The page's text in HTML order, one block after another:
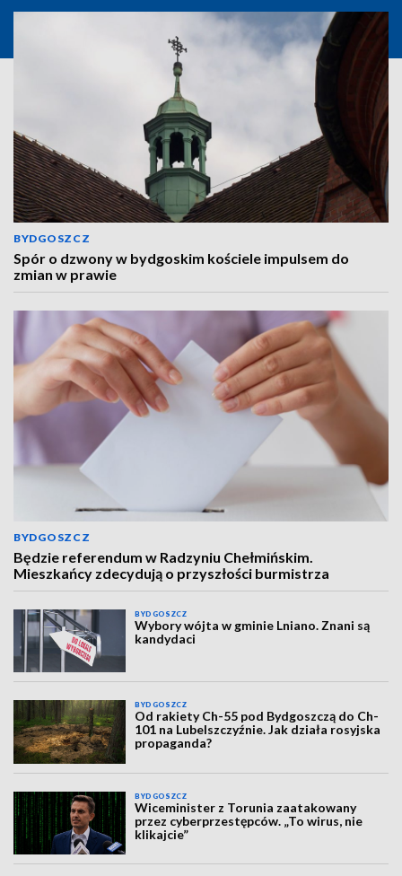
BYDGOSZCZ
Spór o dzwony w bydgoskim kościele impulsem do
zmian w prawie
BYDGOSZCZ
Będzie referendum w Radzyniu Chełmińskim.
Mieszkańcy zdecydują o przyszłości burmistrza
BYDGOSZCZ
Wybory wójta w gminie Lniano. Znani są
kandydaci
BYDGOSZCZ
Od rakiety Ch-55 pod Bydgoszczą do Ch-
101 na Lubelszczyźnie. Jak działa rosyjska
propaganda?
BYDGOSZCZ
Wiceminister z Torunia zaatakowany
przez cyberprzestępców. „To wirus, nie
klikajcie”